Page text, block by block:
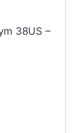
38US –